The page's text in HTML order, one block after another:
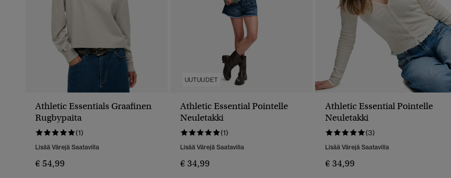
Athletic Essentials Graafinen
Rugbypaita
(1)
Lisää Värejä Saatavilla
€ 54,99
UUTUUDET
Athletic Essential Pointelle
Neuletakki
(1)
Lisää Värejä Saatavilla
€ 34,99
Athletic Essential Pointelle
Neuletakki
(3)
Lisää Värejä Saatavilla
€ 34,99